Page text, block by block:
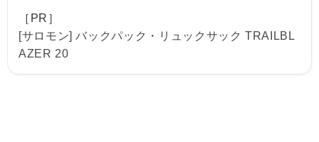
［PR］
[サロモン] バックパック・リュックサック TRAILBL
AZER 20